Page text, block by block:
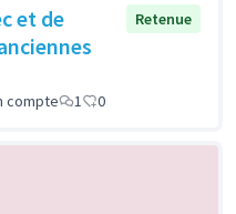
et de
Retenue
compte 1 0